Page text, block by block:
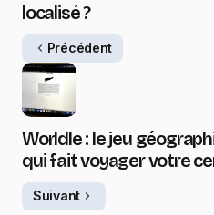
localisé ?
Précédent
Worldle : le jeu
qui fait voyager votre
Suivant